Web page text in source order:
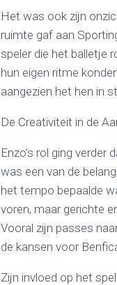
Het was ook zijn
ruimte gaf aan
speler die het balletje
hun eigen ritme
aangezien het hen in
De Creativiteit in de
Enzo’s rol ging
was een van de
het tempo bepaalde
voren, maar gerichte
Vooral zijn passes
de kansen voor
Zijn invloed op het